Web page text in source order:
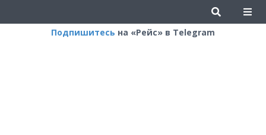
Подпишитесь на «Рейс» в Telegram